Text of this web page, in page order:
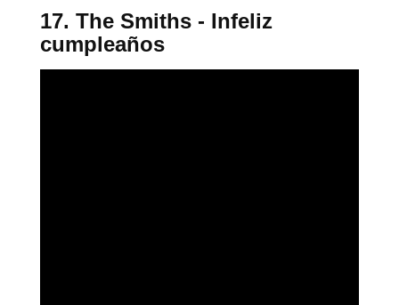
17. The Smiths - Infeliz
cumpleaños